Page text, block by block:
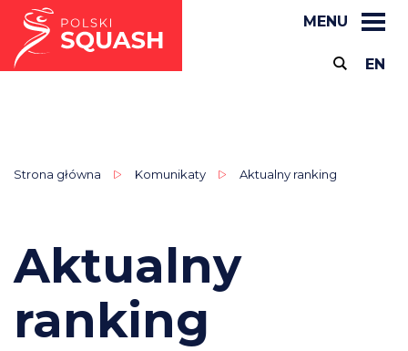
MENU
EN
Strona główna Komunikaty Aktualny ranking
Aktualny
ranking